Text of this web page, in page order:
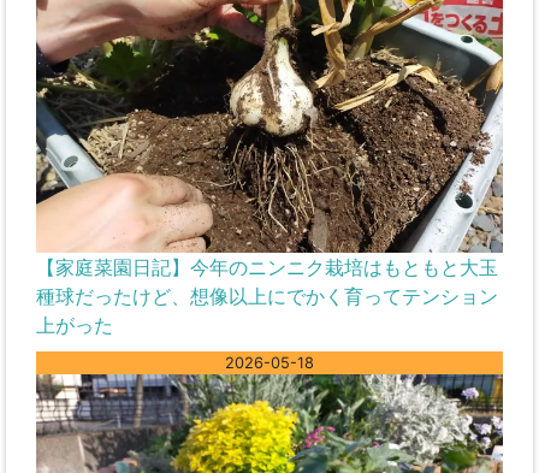
【家庭菜園日記】今年のニンニク栽培はもともと大玉
種球だったけど、想像以上にでかく育ってテンション
上がった
2026-05-18